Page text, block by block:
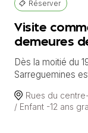
Réserver
Visite
demeures
Dès la moitié du
Sarreguemines
Rues du
/ Enfant -12 ans